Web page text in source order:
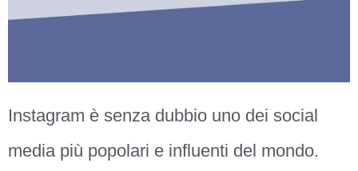
Instagram è senza dubbio uno dei social
media più popolari e influenti del mondo.